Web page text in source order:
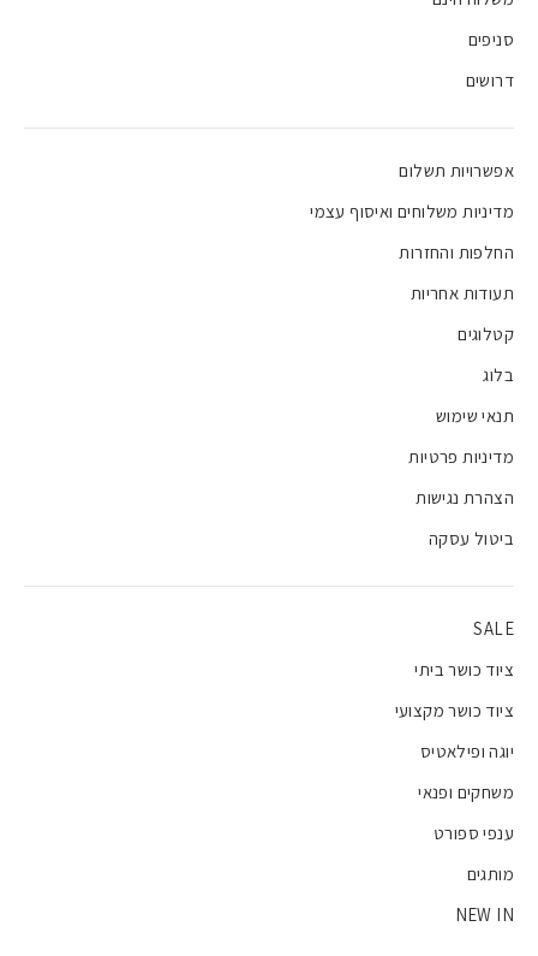
סניפים
דרושים
אפשרויות תשלום
מדיניות משלוחים ואיסוף עצמי
החלפות והחזרות
תעודות אחריות
קטלוגים
בלוג
תנאי שימוש
מדיניות פרטיות
הצהרת נגישות
ביטול עסקה
SALE
ציוד כושר ביתי
ציוד כושר מקצועי
יוגה ופילאטיס
משחקים ופנאי
ענפי ספורט
מותגים
NEW IN